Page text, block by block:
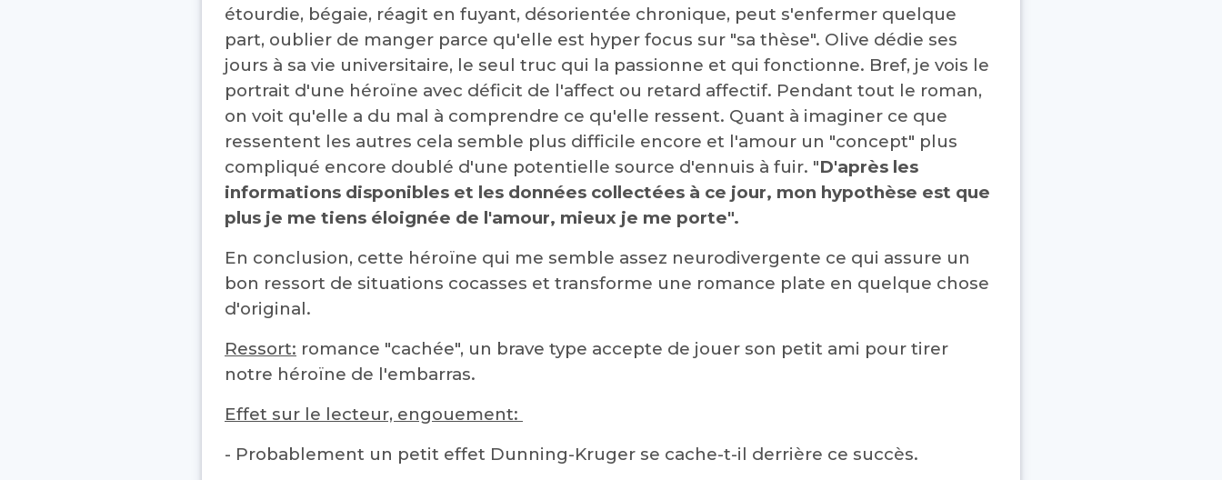
étourdie, bégaie, réagit en fuyant, désorientée chronique, peut s'enfermer quelque
part, oublier de manger parce qu'elle est hyper focus sur "sa thèse". Olive dédie ses
jours à sa vie universitaire, le seul truc qui la passionne et qui fonctionne. Bref, je vois le
portrait d'une héroïne avec déficit de l'affect ou retard affectif. Pendant tout le roman,
on voit qu'elle a du mal à comprendre ce qu'elle ressent. Quant à imaginer ce que
ressentent les autres cela semble plus difficile encore et l'amour un "concept" plus
compliqué encore doublé d'une potentielle source d'ennuis à fuir. "D'après les
informations disponibles et les données collectées à ce jour, mon hypothèse est que
plus je me tiens éloignée de l'amour, mieux je me porte".
En conclusion, cette héroïne qui me semble assez neurodivergente ce qui assure un
bon ressort de situations cocasses et transforme une romance plate en quelque chose
d'original.
Ressort: romance "cachée", un brave type accepte de jouer son petit ami pour tirer
notre héroïne de l'embarras.
Effet sur le lecteur, engouement:
- Probablement un petit effet Dunning-Kruger se cache-t-il derrière ce succès.